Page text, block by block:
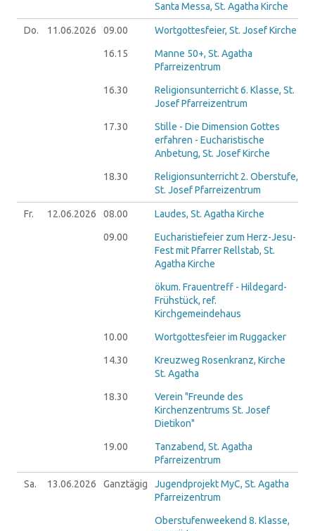
Santa Messa, St. Agatha Kirche
Do. 11.06.2026 09.00 Wortgottesfeier, St. Josef Kirche
16.15
Manne 50+, St. Agatha
Pfarreizentrum
16.30
Religionsunterricht 6. Klasse, St.
Josef Pfarreizentrum
17.30
Stille - Die Dimension Gottes
erfahren - Eucharistische
Anbetung, St. Josef Kirche
18.30
Religionsunterricht 2. Oberstufe,
St. Josef Pfarreizentrum
Fr. 12.06.2026 08.00 Laudes, St. Agatha Kirche
09.00
Eucharistiefeier zum Herz-Jesu-
Fest mit Pfarrer Rellstab, St.
Agatha Kirche
ökum. Frauentreff - Hildegard-
Frühstück, ref.
Kirchgemeindehaus
10.00 Wortgottesfeier im Ruggacker
14.30
Kreuzweg Rosenkranz, Kirche
St. Agatha
18.30
Verein "Freunde des
Kirchenzentrums St. Josef
Dietikon"
19.00
Tanzabend, St. Agatha
Pfarreizentrum
Sa. 13.06.2026 Ganztägig
Jugendprojekt MyC, St. Agatha
Pfarreizentrum
Oberstufenweekend 8. Klasse,